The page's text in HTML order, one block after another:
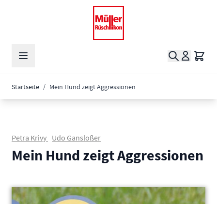
Suche
Startseite / Mein Hund zeigt Aggressionen
Petra Krivy Udo Gansloßer
Mein Hund zeigt Aggressionen
Main image
Click to view image in fullscreen